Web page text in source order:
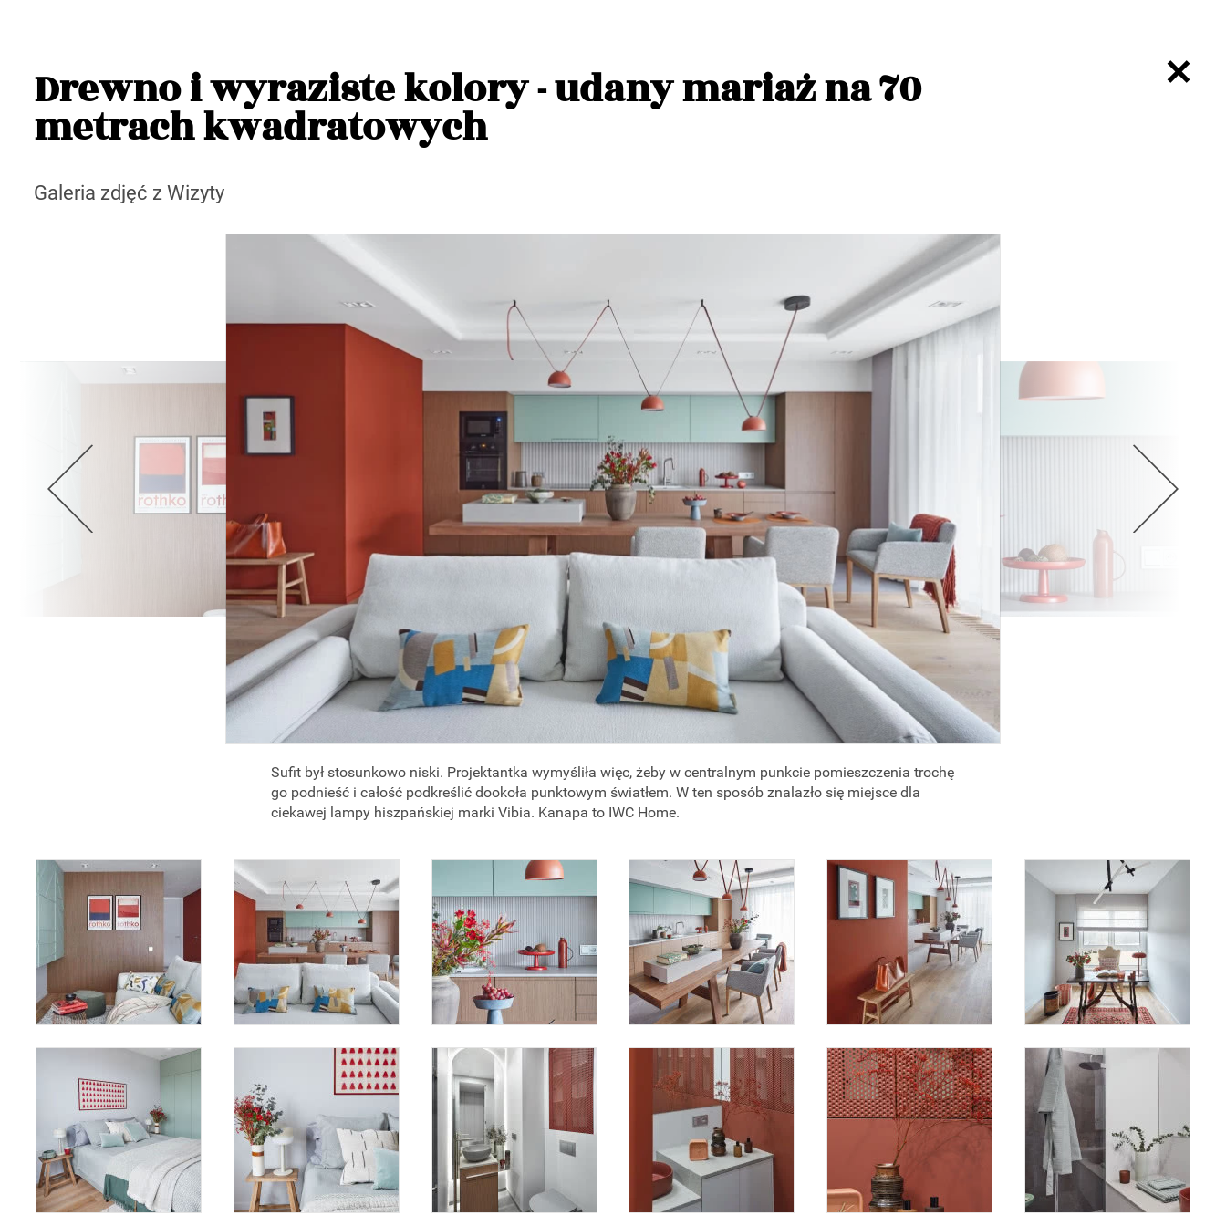
Drewno i wyraziste kolory - udany mariaż na 70
metrach kwadratowych
Galeria zdjęć z Wizyty
Sufit był stosunkowo niski. Projektantka wymyśliła więc, żeby w centralnym punkcie pomieszczenia trochę
go podnieść i całość podkreślić dookoła punktowym światłem. W ten sposób znalazło się miejsce dla
ciekawej lampy hiszpańskiej marki Vibia. Kanapa to IWC Home.